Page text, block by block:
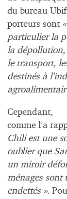
du bureau
porteurs sont
particulier la
la dépollution,
le transport,
destinés à
Cependant,
comme l’a
Chili est une
oublier que
un miroir
ménages sont
endettés ».